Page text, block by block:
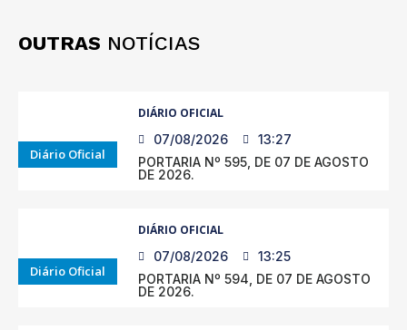
OUTRAS NOTÍCIAS
Diário Oficial
DIÁRIO OFICIAL
07/08/2026
13:27
PORTARIA Nº 595, DE 07 DE AGOSTO
DE 2026.
Diário Oficial
DIÁRIO OFICIAL
07/08/2026
13:25
PORTARIA Nº 594, DE 07 DE AGOSTO
DE 2026.